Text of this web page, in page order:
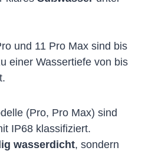
und 11 Pro Max sind bis
einer Wassertiefe von bis
(Pro, Pro Max) sind
IP68 klassifiziert.
wasserdicht, sondern